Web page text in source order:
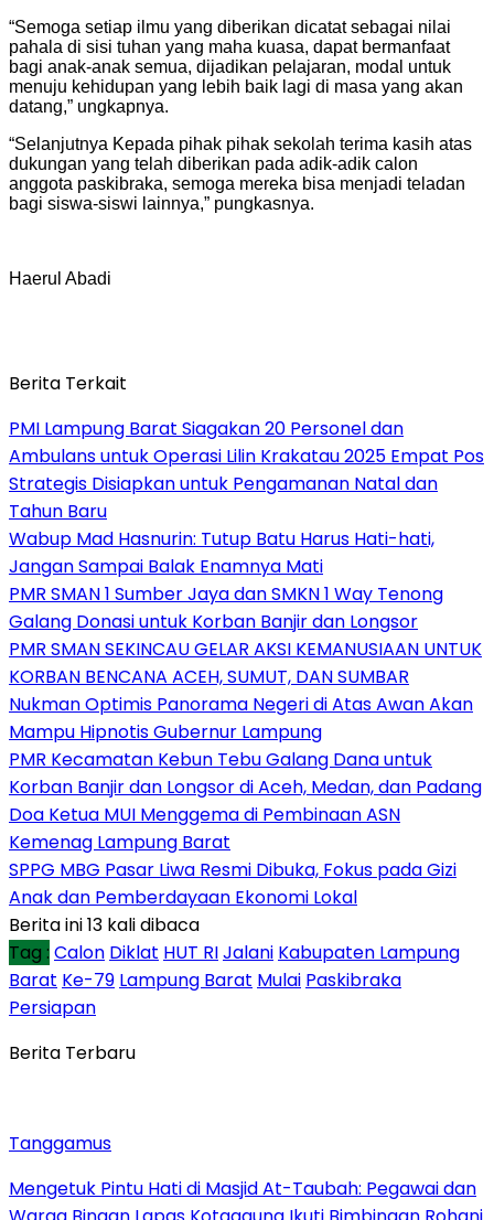
“Semoga setiap ilmu yang diberikan dicatat sebagai nilai
pahala di sisi tuhan yang maha kuasa, dapat bermanfaat
bagi anak-anak semua, dijadikan pelajaran, modal untuk
menuju kehidupan yang lebih baik lagi di masa yang akan
datang,” ungkapnya.
“Selanjutnya Kepada pihak pihak sekolah terima kasih atas
dukungan yang telah diberikan pada adik-adik calon
anggota paskibraka, semoga mereka bisa menjadi teladan
bagi siswa-siswi lainnya,” pungkasnya.
Haerul Abadi
Berita Terkait
PMI Lampung Barat Siagakan 20 Personel dan
Ambulans untuk Operasi Lilin Krakatau 2025 Empat Pos
Strategis Disiapkan untuk Pengamanan Natal dan
Tahun Baru
Wabup Mad Hasnurin: Tutup Batu Harus Hati-hati,
Jangan Sampai Balak Enamnya Mati
PMR SMAN 1 Sumber Jaya dan SMKN 1 Way Tenong
Galang Donasi untuk Korban Banjir dan Longsor
PMR SMAN SEKINCAU GELAR AKSI KEMANUSIAAN UNTUK
KORBAN BENCANA ACEH, SUMUT, DAN SUMBAR
Nukman Optimis Panorama Negeri di Atas Awan Akan
Mampu Hipnotis Gubernur Lampung
PMR Kecamatan Kebun Tebu Galang Dana untuk
Korban Banjir dan Longsor di Aceh, Medan, dan Padang
Doa Ketua MUI Menggema di Pembinaan ASN
Kemenag Lampung Barat
SPPG MBG Pasar Liwa Resmi Dibuka, Fokus pada Gizi
Anak dan Pemberdayaan Ekonomi Lokal
Berita ini 13 kali dibaca
Tag : Calon Diklat HUT RIJalani Kabupaten Lampung
Barat Ke-79 Lampung Barat Mulai Paskibraka
Persiapan
Berita Terbaru
Tanggamus
Mengetuk Pintu Hati di Masjid At-Taubah: Pegawai dan